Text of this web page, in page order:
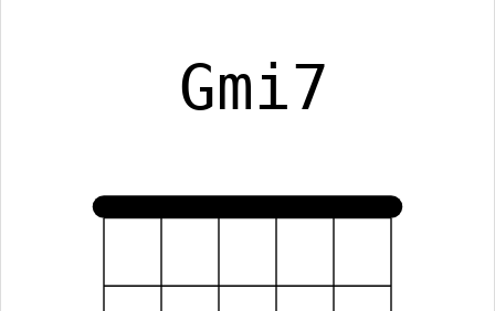
Gmi7